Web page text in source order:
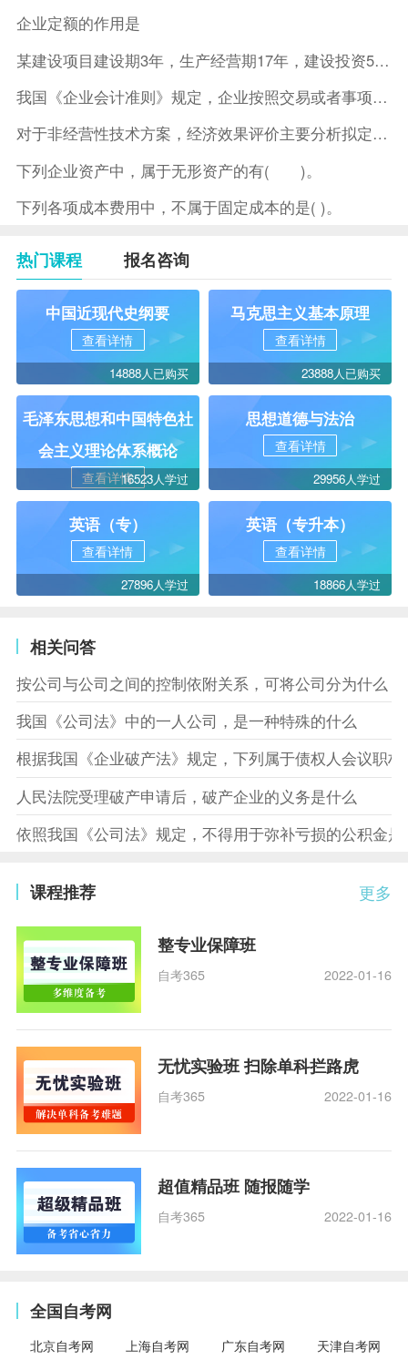
企业定额的作用是
某建设项目建设期3年，生产经营期17年，建设投资5500万元
我国《企业会计准则》规定，企业按照交易或者事项的经济特征确定
对于非经营性技术方案，经济效果评价主要分析拟定方案的( )。
下列企业资产中，属于无形资产的有( )。
下列各项成本费用中，不属于固定成本的是( )。
热门课程 报名咨询
中国近现代史纲要
查看详情
14888人已购买
马克思主义基本原理
查看详情
23888人已购买
毛泽东思想和中国特色社
会主义理论体系概论
查看详情16523人学过
思想道德与法治
查看详情
29956人学过
英语（专）
查看详情
27896人学过
英语（专升本）
查看详情
18866人学过
相关问答
按公司与公司之间的控制依附关系，可将公司分为什么
我国《公司法》中的一人公司，是一种特殊的什么
根据我国《企业破产法》规定，下列属于债权人会议职
人民法院受理破产申请后，破产企业的义务是什么
依照我国《公司法》规定，不得用于弥补亏损的公积金是
更多
课程推荐
整专业保障班
自考365 2022-01-16
无忧实验班 扫除单科拦路虎
自考365 2022-01-16
超值精品班 随报随学
自考365 2022-01-16
全国自考网
北京自考网 上海自考网 广东自考网
天津自考网